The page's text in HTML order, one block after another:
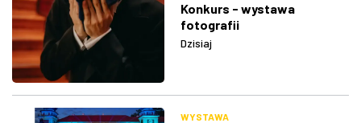
Konkurs - wystawa
fotografii
Dzisiaj
WYSTAWA